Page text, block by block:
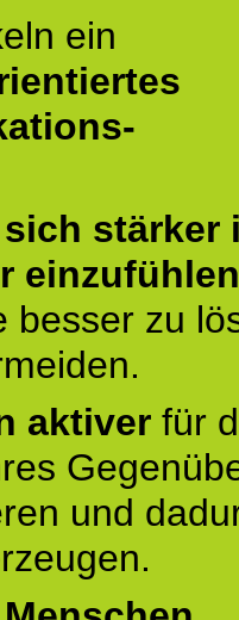
ein
stärker
einzufühlen
besser zu
aktiver für
und